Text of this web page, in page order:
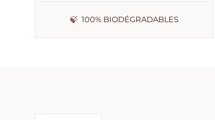
🍃 100% BIODÉGRADABLES